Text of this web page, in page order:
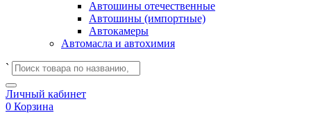
Автошины отечественные
Автошины (импортные)
Автокамеры
Автомасла и автохимия
`
Личный кабинет
0 Корзина